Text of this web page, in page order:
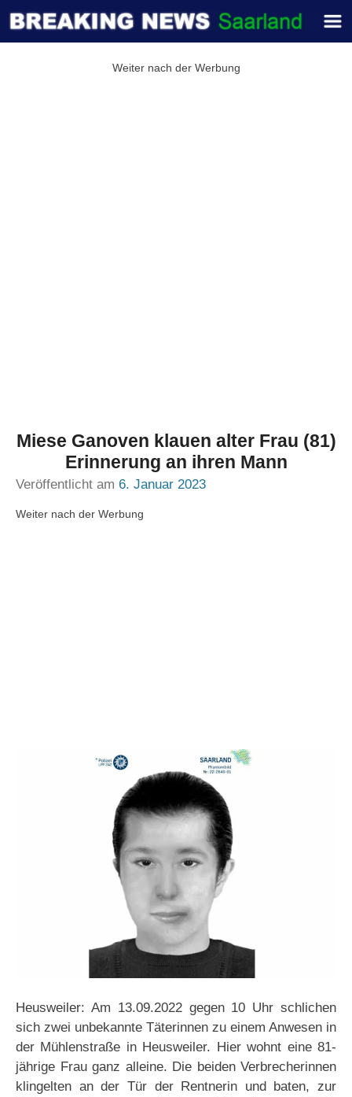
Weiter nach der Werbung
Miese Ganoven klauen alter Frau (81)
Erinnerung an ihren Mann
Veröffentlicht am 6. Januar 2023
Weiter nach der Werbung
Heusweiler: Am 13.09.2022 gegen 10 Uhr schlichen
sich zwei unbekannte Täterinnen zu einem Anwesen in
der Mühlenstraße in Heusweiler. Hier wohnt eine 81-
jährige Frau ganz alleine. Die beiden Verbrecherinnen
klingelten an der Tür der Rentnerin und baten, zur